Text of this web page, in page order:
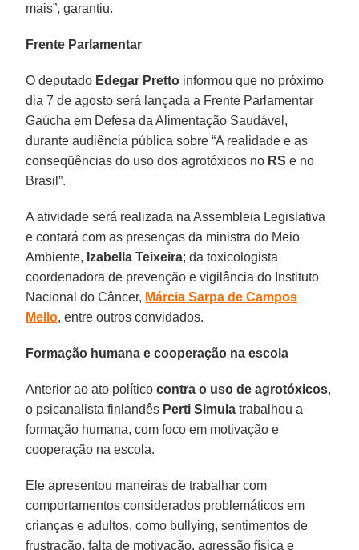
mais”, garantiu.
Frente Parlamentar
O deputado Edegar Pretto informou que no próximo
dia 7 de agosto será lançada a Frente Parlamentar
Gaúcha em Defesa da Alimentação Saudável,
durante audiência pública sobre “A realidade e as
conseqüências do uso dos agrotóxicos no RS e no
Brasil”.
A atividade será realizada na Assembleia Legislativa
e contará com as presenças da ministra do Meio
Ambiente, Izabella Teixeira; da toxicologista
coordenadora de prevenção e vigilância do Instituto
Nacional do Câncer, Márcia Sarpa de Campos
Mello, entre outros convidados.
Formação humana e cooperação na escola
Anterior ao ato políticocontra o uso de agrotóxicos,
o psicanalista finlandês Perti Simula trabalhou a
formação humana, com foco em motivação e
cooperação na escola.
Ele apresentou maneiras de trabalhar com
comportamentos considerados problemáticos em
crianças e adultos, como bullying, sentimentos de
frustração, falta de motivação, agressão física e